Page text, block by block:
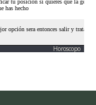
Horoscopo